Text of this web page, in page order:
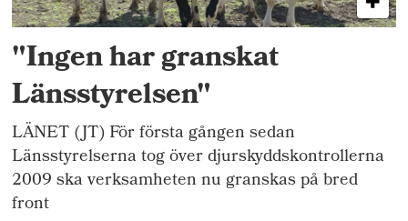
"Ingen har granskat
Länsstyrelsen"
LÄNET (JT) För första gången sedan
Länsstyrelserna tog över djurskyddskontrollerna
2009 ska verksamheten nu granskas på bred
front